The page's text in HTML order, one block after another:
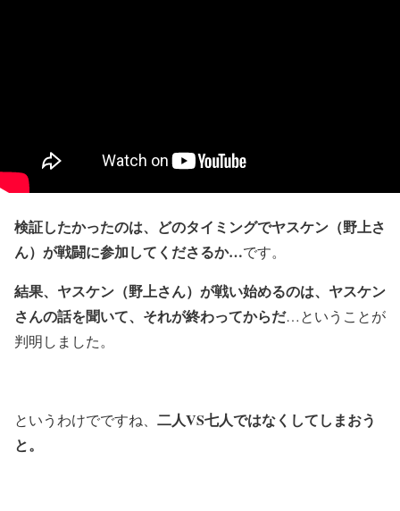
検証したかったのは、どのタイミングでヤスケン（野上さ
ん）が戦闘に参加してくださるか…です。
結果、ヤスケン（野上さん）が戦い始めるのは、ヤスケン
さんの話を聞いて、それが終わってからだ…ということが
判明しました。
というわけでですね、 二人VS七人ではなくしてしまおう
と。